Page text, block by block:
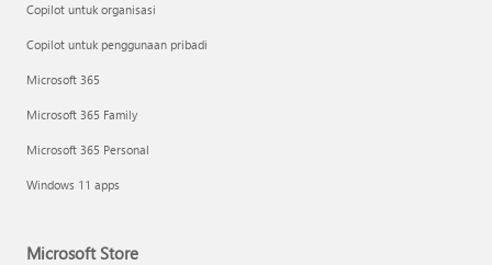
Copilot untuk organisasi
Copilot untuk penggunaan pribadi
Microsoft 365
Microsoft 365 Family
Microsoft 365 Personal
Windows 11 apps
Microsoft Store